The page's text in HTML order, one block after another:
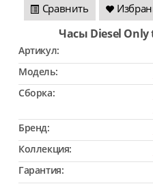
Сравнить
Часы Diesel
Артикул:
Модель:
Сборка:
Бренд:
Коллекция:
Гарантия: